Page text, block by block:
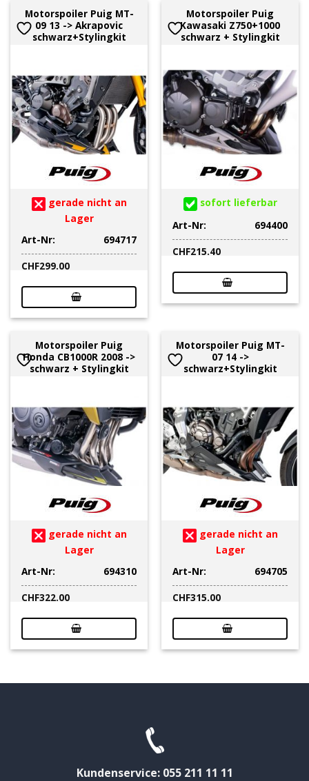
Motorspoiler Puig MT-
09 13 -> Akrapovic
schwarz+Stylingkit
gerade nicht an
Lager
Art-Nr:
694717
CHF299.00
Motorspoiler Puig
Kawasaki Z750+1000
schwarz + Stylingkit
sofort lieferbar
Art-Nr:
694400
CHF215.40
Motorspoiler Puig
Honda CB1000R 2008 ->
schwarz + Stylingkit
gerade nicht an
Lager
Art-Nr:
694310
CHF322.00
Motorspoiler Puig MT-
07 14 ->
schwarz+Stylingkit
gerade nicht an
Lager
Art-Nr:
694705
CHF315.00
Kundenservice: 055 211 11 11